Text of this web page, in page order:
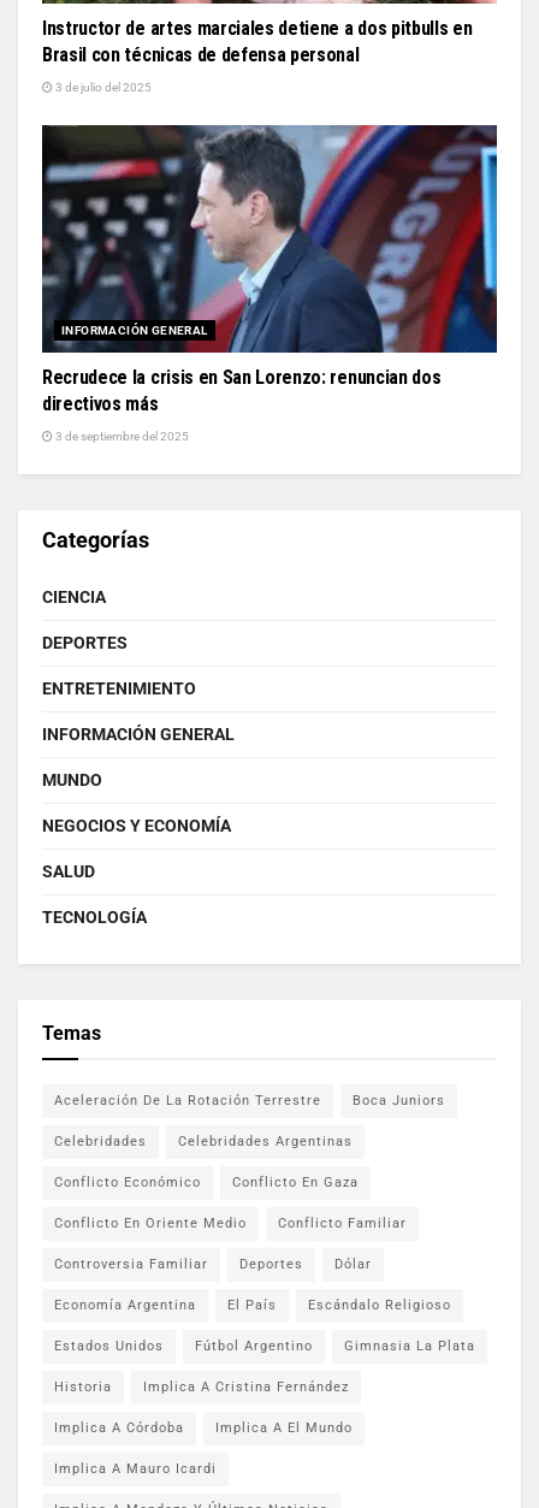
Instructor de artes marciales detiene a dos pitbulls en
Brasil con técnicas de defensa personal
3 de julio del 2025
INFORMACIÓN GENERAL
Recrudece la crisis en San Lorenzo: renuncian dos
directivos más
3 de septiembre del 2025
Categorías
CIENCIA
DEPORTES
ENTRETENIMIENTO
INFORMACIÓN GENERAL
MUNDO
NEGOCIOS Y ECONOMÍA
SALUD
TECNOLOGÍA
Temas
Aceleración De La Rotación Terrestre Boca Juniors
Celebridades Celebridades Argentinas
Conflicto Económico Conflicto En Gaza
Conflicto En Oriente Medio Conflicto Familiar
Controversia Familiar Deportes Dólar
Economía Argentina El País Escándalo Religioso
Estados Unidos Fútbol Argentino Gimnasia La Plata
Historia Implica A Cristina Fernández
Implica A Córdoba Implica A El Mundo
Implica A Mauro Icardi